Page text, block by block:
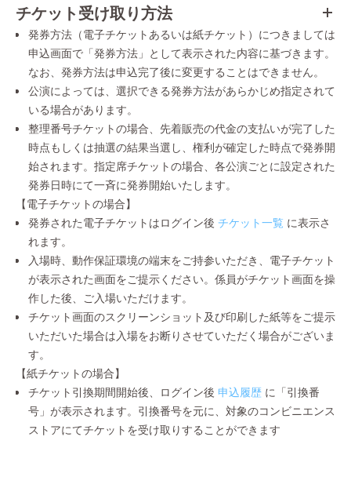
チケット受け取り方法
発券方法（電子チケットあるいは紙チケット）につきましては
申込画面で「発券方法」として表示された内容に基づきます。
なお、発券方法は申込完了後に変更することはできません。
公演によっては、選択できる発券方法があらかじめ指定されて
いる場合があります。
整理番号チケットの場合、先着販売の代金の支払いが完了した
時点もしくは抽選の結果当選し、権利が確定した時点で発券開
始されます。指定席チケットの場合、各公演ごとに設定された
発券日時にて一斉に発券開始いたします。
【電子チケットの場合】
発券された電子チケットはログイン後 チケット一覧 に表示さ
れます。
入場時、動作保証環境の端末をご持参いただき、電子チケット
が表示された画面をご提示ください。係員がチケット画面を操
作した後、ご入場いただけます。
チケット画面のスクリーンショット及び印刷した紙等をご提示
いただいた場合は入場をお断りさせていただく場合がございま
す。
【紙チケットの場合】
チケット引換期間開始後、ログイン後 申込履歴 に「引換番
号」が表示されます。引換番号を元に、対象のコンビニエンス
ストアにてチケットを受け取りすることができます